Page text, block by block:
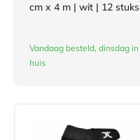
cm x 4 m | wit | 12 stuks
Vandaag besteld, dinsdag in
huis